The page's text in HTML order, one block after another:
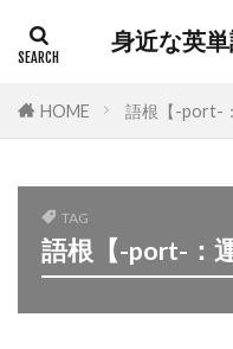
身近な英
HOME 語根【-port-
TAG
語根【-port-：